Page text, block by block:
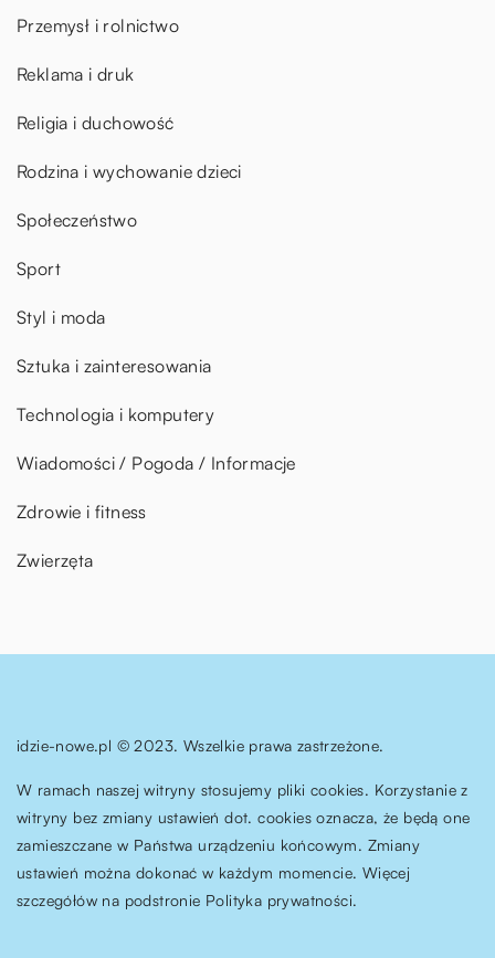
Przemysł i rolnictwo
Reklama i druk
Religia i duchowość
Rodzina i wychowanie dzieci
Społeczeństwo
Sport
Styl i moda
Sztuka i zainteresowania
Technologia i komputery
Wiadomości / Pogoda / Informacje
Zdrowie i fitness
Zwierzęta
idzie-nowe.pl © 2023. Wszelkie prawa zastrzeżone.
W ramach naszej witryny stosujemy pliki cookies. Korzystanie z
witryny bez zmiany ustawień dot. cookies oznacza, że będą one
zamieszczane w Państwa urządzeniu końcowym. Zmiany
ustawień można dokonać w każdym momencie. Więcej
szczegółów na podstronie Polityka prywatności.